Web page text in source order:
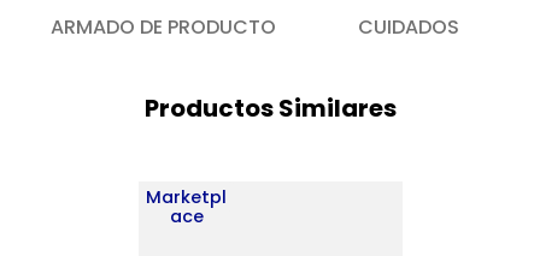
ARMADO DE PRODUCTO
CUIDADOS
Productos Similares
Marketpl
ace